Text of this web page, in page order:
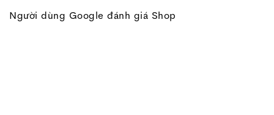
Người dùng Google đánh giá Shop